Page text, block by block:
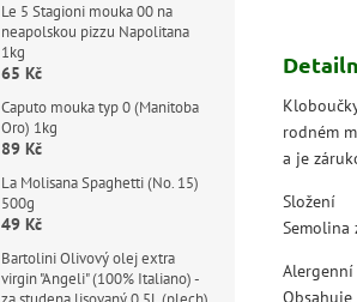
Le 5 Stagioni mouka 00 na
neapolskou pizzu Napolitana
1kg
65 Kč
Caputo mouka typ 0 (Manitoba
Oro) 1kg
89 Kč
La Molisana Spaghetti (No. 15)
500g
49 Kč
Bartolini Olivový olej extra
virgin "Angeli" (100% Italiano) -
rodném
a je
Složení
Semolina